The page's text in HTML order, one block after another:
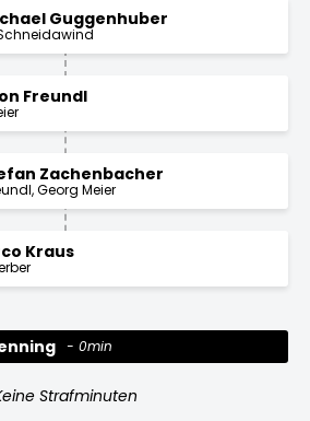
Guggenhuber
Freundl
Zachenbacher
Georg Meier
Kraus
0min
Strafminuten